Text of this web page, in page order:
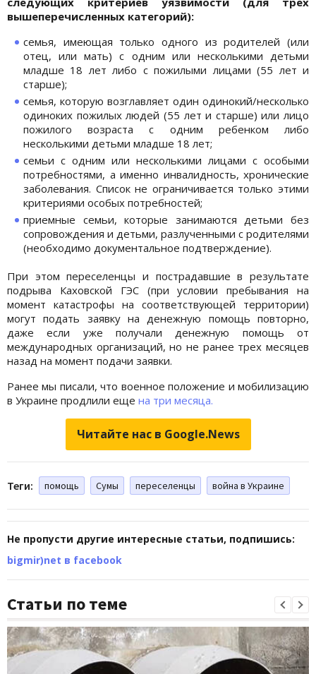
вышеперечисленных категорий):
семья, имеющая только одного из родителей (или
отец, или мать) с одним или несколькими детьми
младше 18 лет либо с пожилыми лицами (55 лет и
старше);
семья, которую возглавляет один одинокий/несколько
одиноких пожилых людей (55 лет и старше) или лицо
пожилого возраста с одним ребенком либо
несколькими детьми младше 18 лет;
семьи с одним или несколькими лицами с особыми
потребностями, а именно инвалидность, хронические
заболевания. Список не ограничивается только этими
критериями особых потребностей;
приемные семьи, которые занимаются детьми без
сопровождения и детьми, разлученными с родителями
(необходимо документальное подтверждение).
При этом переселенцы и пострадавшие в результате
подрыва Каховской ГЭС (при условии пребывания на
момент катастрофы на соответствующей территории)
могут подать заявку на денежную помощь повторно,
даже если уже получали денежную помощь от
международных организаций, но не ранее трех месяцев
назад на момент подачи заявки.
Ранее мы писали, что военное положение и мобилизацию
в Украине продлили еще на три месяца.
Читайте нас в Google.News
Теги: помощь Сумы переселенцы война в Украине
Не пропусти другие интересные статьи, подпишись:
bigmir)net в facebook
Статьи по теме